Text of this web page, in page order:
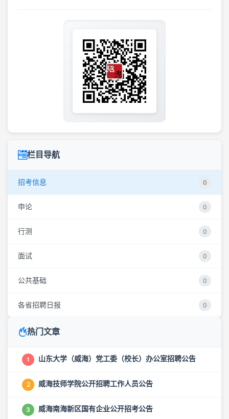
栏目导航
招考信息 0
申论 0
行测 0
面试 0
公共基础 0
各省招聘日报 0
热门文章
1 山东大学（威海）党工委（校长）办公室招聘公告
2 威海技师学院公开招聘工作人员公告
3 威海南海新区国有企业公开招考公告